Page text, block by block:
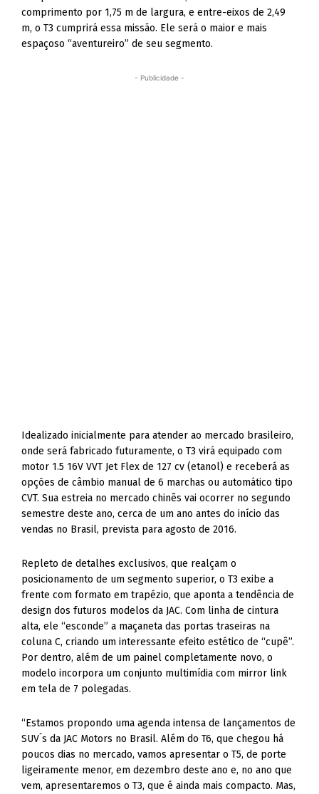
comprimento por 1,75 m de largura, e entre-eixos de 2,49
m, o T3 cumprirá essa missão. Ele será o maior e mais
espaçoso “aventureiro” de seu segmento.
- Publicidade -
Idealizado inicialmente para atender ao mercado brasileiro,
onde será fabricado futuramente, o T3 virá equipado com
motor 1.5 16V VVT Jet Flex de 127 cv (etanol) e receberá as
opções de câmbio manual de 6 marchas ou automático tipo
CVT. Sua estreia no mercado chinês vai ocorrer no segundo
semestre deste ano, cerca de um ano antes do início das
vendas no Brasil, prevista para agosto de 2016.
Repleto de detalhes exclusivos, que realçam o
posicionamento de um segmento superior, o T3 exibe a
frente com formato em trapézio, que aponta a tendência de
design dos futuros modelos da JAC. Com linha de cintura
alta, ele “esconde” a maçaneta das portas traseiras na
coluna C, criando um interessante efeito estético de “cupê”.
Por dentro, além de um painel completamente novo, o
modelo incorpora um conjunto multimídia com mirror link
em tela de 7 polegadas.
“Estamos propondo uma agenda intensa de lançamentos de
SUV´s da JAC Motors no Brasil. Além do T6, que chegou há
poucos dias no mercado, vamos apresentar o T5, de porte
ligeiramente menor, em dezembro deste ano e, no ano que
vem, apresentaremos o T3, que é ainda mais compacto. Mas,